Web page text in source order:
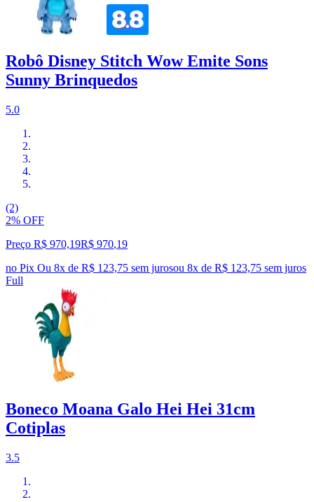
Robô Disney Stitch Wow Emite Sons
Sunny Brinquedos
5.0
(2)
2% OFF
Preço R$ 970,19R$ 970,19
no Pix Ou 8x de R$ 123,75 sem jurosou 8x de R$ 123,75 sem juros
Full
Boneco Moana Galo Hei Hei 31cm
Cotiplas
3.5